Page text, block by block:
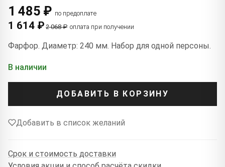
1 485 ₽ по предоплате
1 614 ₽ 2 068 ₽ оплата при получении
Фарфор. Диаметр: 240 мм. Набор для одной персоны.
В наличии
ДОБАВИТЬ В КОРЗИНУ
Добавить в список желаний
Срок и стоимость доставки